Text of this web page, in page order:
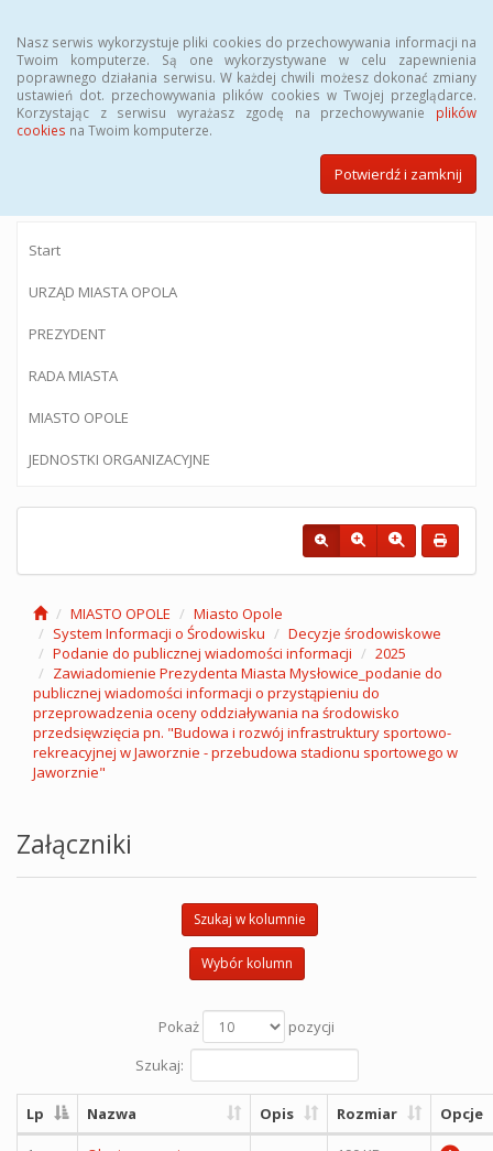
Nasz serwis wykorzystuje pliki cookies do przechowywania informacji na
Twoim komputerze. Są one wykorzystywane w celu zapewnienia
poprawnego działania serwisu. W każdej chwili możesz dokonać zmiany
ustawień dot. przechowywania plików cookies w Twojej przeglądarce.
Korzystając z serwisu wyrażasz zgodę na przechowywanie plików
cookies na Twoim komputerze.
Potwierdź i zamknij
BIULETYN INFORMACJI PUBLICZNEJ
Urzędu Miasta Opola
Start
URZĄD MIASTA OPOLA
PREZYDENT
RADA MIASTA
MIASTO OPOLE
JEDNOSTKI ORGANIZACYJNE
MIASTO OPOLE
Miasto Opole
System Informacji o Środowisku
Decyzje środowiskowe
Podanie do publicznej wiadomości informacji
2025
Zawiadomienie Prezydenta Miasta Mysłowice_podanie do
publicznej wiadomości informacji o przystąpieniu do
przeprowadzenia oceny oddziaływania na środowisko
przedsięwzięcia pn. "Budowa i rozwój infrastruktury sportowo-
rekreacyjnej w Jaworznie - przebudowa stadionu sportowego w
Jaworznie"
Załączniki
Szukaj w kolumnie
Wybór kolumn
Pokaż
pozycji
Szukaj:
Lp Nazwa Opis Rozmiar Opcje